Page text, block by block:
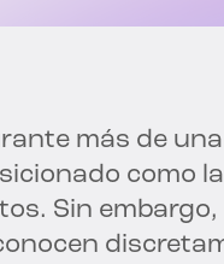
más de
como
Sin